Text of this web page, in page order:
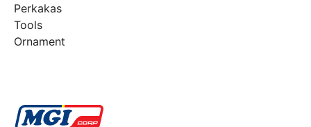
Perkakas
Tools
Ornament